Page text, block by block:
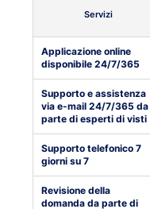
Servizi
Applicazione online
disponibile 24/7/365
Supporto e assistenza
via e-mail 24/7/365 da
parte di esperti di visti
Supporto telefonico 7
giorni su 7
Revisione della
domanda da parte di